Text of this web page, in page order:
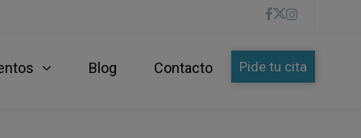
Blog Contacto Pide tu cita